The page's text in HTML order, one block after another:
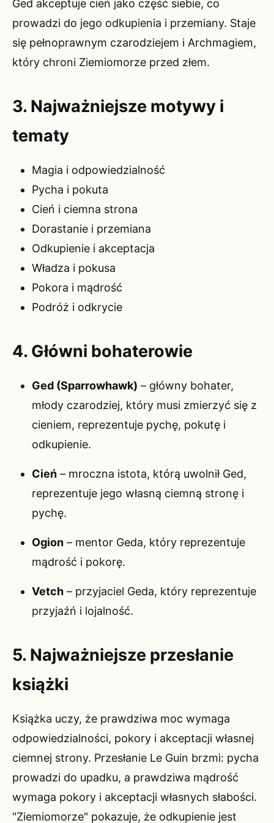
Ged akceptuje cień jako część siebie, co
prowadzi do jego odkupienia i przemiany. Staje
się pełnoprawnym czarodziejem i Archmagiem,
który chroni Ziemiomorze przed złem.
3. Najważniejsze motywy i
tematy
Magia i odpowiedzialność
Pycha i pokuta
Cień i ciemna strona
Dorastanie i przemiana
Odkupienie i akceptacja
Władza i pokusa
Pokora i mądrość
Podróż i odkrycie
4. Główni bohaterowie
Ged (Sparrowhawk) – główny bohater,
młody czarodziej, który musi zmierzyć się z
cieniem, reprezentuje pychę, pokutę i
odkupienie.
Cień – mroczna istota, którą uwolnił Ged,
reprezentuje jego własną ciemną stronę i
pychę.
Ogion – mentor Geda, który reprezentuje
mądrość i pokorę.
Vetch – przyjaciel Geda, który reprezentuje
przyjaźń i lojalność.
5. Najważniejsze przesłanie
książki
Książka uczy, że prawdziwa moc wymaga
odpowiedzialności, pokory i akceptacji własnej
ciemnej strony. Przesłanie Le Guin brzmi: pycha
prowadzi do upadku, a prawdziwa mądrość
wymaga pokory i akceptacji własnych słabości.
"Ziemiomorze" pokazuje, że odkupienie jest